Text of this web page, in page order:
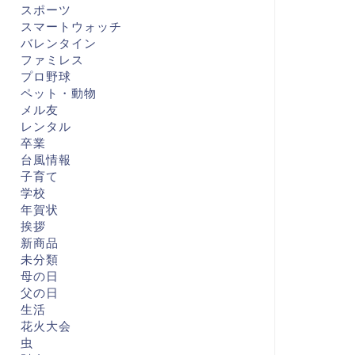
スポーツ
スマートウォッチ
バレンタイン
ファミレス
プロ野球
ペット・動物
メル友
レンタル
卒業
台風情報
子育て
学校
年賀状
挨拶
新商品
未分類
母の日
父の日
生活
花火大会
虫